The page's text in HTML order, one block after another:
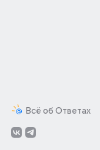
Всё об Ответах